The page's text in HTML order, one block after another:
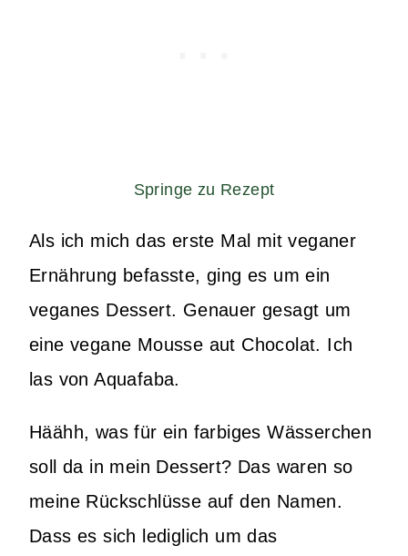
Springe zu Rezept
Als ich mich das erste Mal mit veganer
Ernährung befasste, ging es um ein
veganes Dessert. Genauer gesagt um
eine vegane Mousse aut Chocolat. Ich
las von Aquafaba.
Häähh, was für ein farbiges Wässerchen
soll da in mein Dessert? Das waren so
meine Rückschlüsse auf den Namen.
Dass es sich lediglich um das